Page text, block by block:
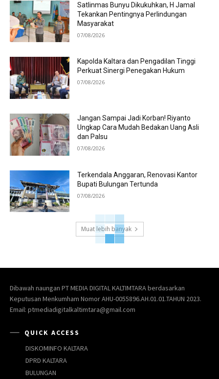
Satlinmas Bunyu Dikukuhkan, H Jamal
Tekankan Pentingnya Perlindungan
Masyarakat
07/08/2026
Kapolda Kaltara dan Pengadilan Tinggi
Perkuat Sinergi Penegakan Hukum
07/08/2026
Jangan Sampai Jadi Korban! Riyanto
Ungkap Cara Mudah Bedakan Uang Asli
dan Palsu
07/08/2026
Terkendala Anggaran, Renovasi Kantor
Bupati Bulungan Tertunda
07/08/2026
Muat lebih banyak
Dibawah naungan PT MEDIA DIGITAL KALTIMTARA berdasarkan
Keputusan Menkumham Nomor AHU-0055896.AH.01.01.TAHUN 2023.
Email: ptmediadigitalkaltimtara@gmail.com
QUICK ACCESS
DISKOMINFO KALTARA
DPRD KALTARA
BULUNGAN